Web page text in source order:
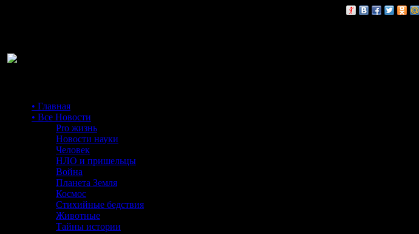
• Главная
• Все Новости
Pro жизнь
Новости науки
Человек
НЛО и пришельцы
Война
Планета Земля
Космос
Стихийные бедствия
Животные
Тайны истории